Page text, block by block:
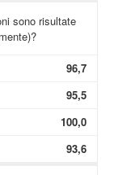
sono risultate
96,7
95,5
100,0
93,6